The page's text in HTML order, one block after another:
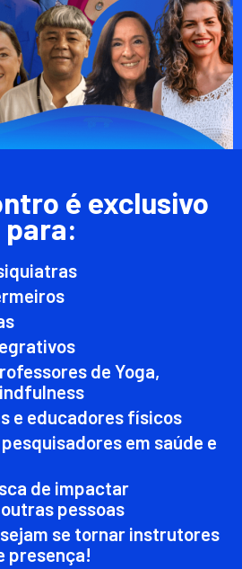
é exclusivo
para:
de Yoga,
e educadores físicos
em saúde e
de impactar
pessoas
se tornar instrutores
presença!